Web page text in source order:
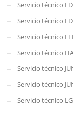
Servicio técnico
Servicio técnico
Servicio técnico
Servicio técnico
Servicio técnico
Servicio técnico
Servicio técnico